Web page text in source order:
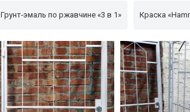
Грунт-эмаль по ржавчине «3 в 1» Краска